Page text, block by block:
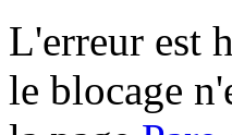
L'erreur est
le blocage